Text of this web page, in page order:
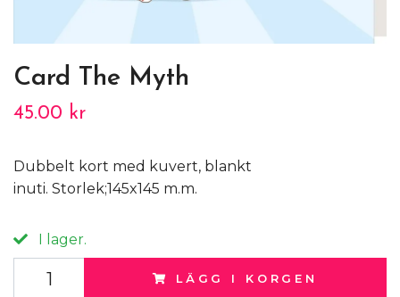
Card The Myth
45.00 kr
Dubbelt kort med kuvert, blankt
inuti. Storlek;145x145 m.m.
I lager.
LÄGG I KORGEN